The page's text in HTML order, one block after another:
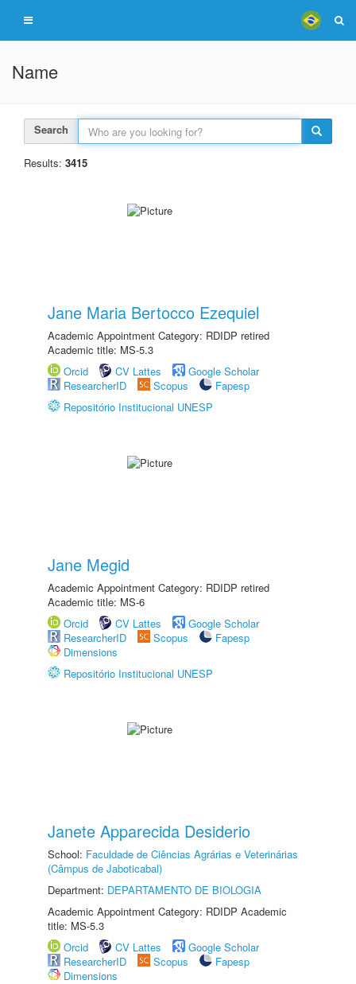
Name
Search
Results: 3415
Jane Maria Bertocco Ezequiel
Academic Appointment Category: RDIDP retired
Academic title: MS-5.3
Orcid
CV Lattes
Google Scholar
ResearcherID
Scopus
Fapesp
Repositório Institucional UNESP
Jane Megid
Academic Appointment Category: RDIDP retired
Academic title: MS-6
Orcid
CV Lattes
Google Scholar
ResearcherID
Scopus
Fapesp
Dimensions
Repositório Institucional UNESP
Janete Apparecida Desiderio
School: Faculdade de Ciências Agrárias e Veterinárias
(Câmpus de Jaboticabal)
Department: DEPARTAMENTO DE BIOLOGIA
Academic Appointment Category: RDIDP Academic
title: MS-5.3
Orcid
CV Lattes
Google Scholar
ResearcherID
Scopus
Fapesp
Dimensions